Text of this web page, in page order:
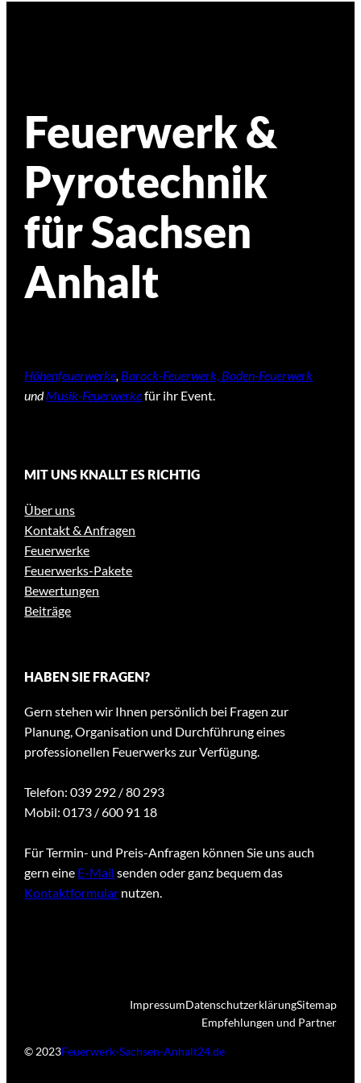
Feuerwerk &
Pyrotechnik
für Sachsen
Anhalt
Höhenfeuerwerke, Barock-Feuerwerk, Boden-Feuerwerk
undMusik-Feuerwerkefür ihr Event.
MIT UNS KNALLT ES RICHTIG
Über uns
Kontakt & Anfragen
Feuerwerke
Feuerwerks-Pakete
Bewertungen
Beiträge
HABEN SIE FRAGEN?
Gern stehen wir Ihnen persönlich bei Fragen zur
Planung, Organisation und Durchführung eines
professionellen Feuerwerks zur Verfügung.
Telefon: 039 292 / 80 293
Mobil: 0173 / 600 91 18
Für Termin- und Preis-Anfragen können Sie uns auch
gern eine E-Mail senden oder ganz bequem das
Kontaktformular nutzen.
© 2023Feuerwerk-Sachsen-Anhalt24.de
ImpressumDatenschutzerklärungSitemap
Empfehlungen und Partner